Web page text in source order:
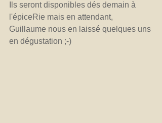
Ils seront disponibles dés demain à
l'épiceRie mais en attendant,
Guillaume nous en laissé quelques uns
en dégustation ;-)